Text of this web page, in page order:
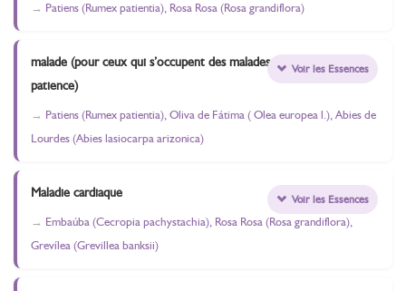
Patiens (Rumex patientia), Rosa Rosa (Rosa grandiflora)
malade (pour ceux qui s’occupent des malades -
patience)
Patiens (Rumex patientia), Oliva de Fátima ( Olea europea l.), Abies de
Lourdes (Abies lasiocarpa arizonica)
Voir les Essences
Maladie cardiaque
Embaúba (Cecropia pachystachia), Rosa Rosa (Rosa grandiflora),
Grevílea (Grevillea banksii)
Voir les Essences